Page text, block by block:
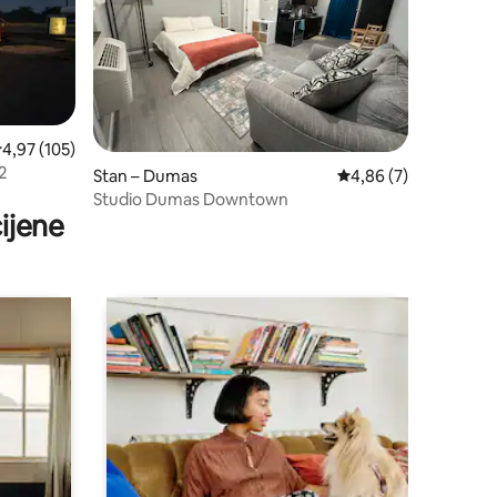
ocjena: 4,97/5, recenzija: 105
4,97 (105)
Stan – Dumas Prosječna ocjena:
4,86 (7)
Studio Dumas Downtown